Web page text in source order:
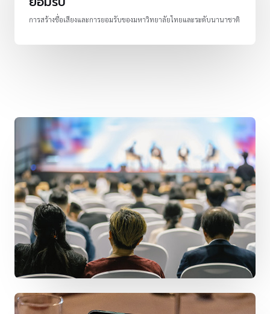
การสร้างชื่อเสียงและการยอมรับของมหาวิทยาลัยไทยและระดับนานาชาติ